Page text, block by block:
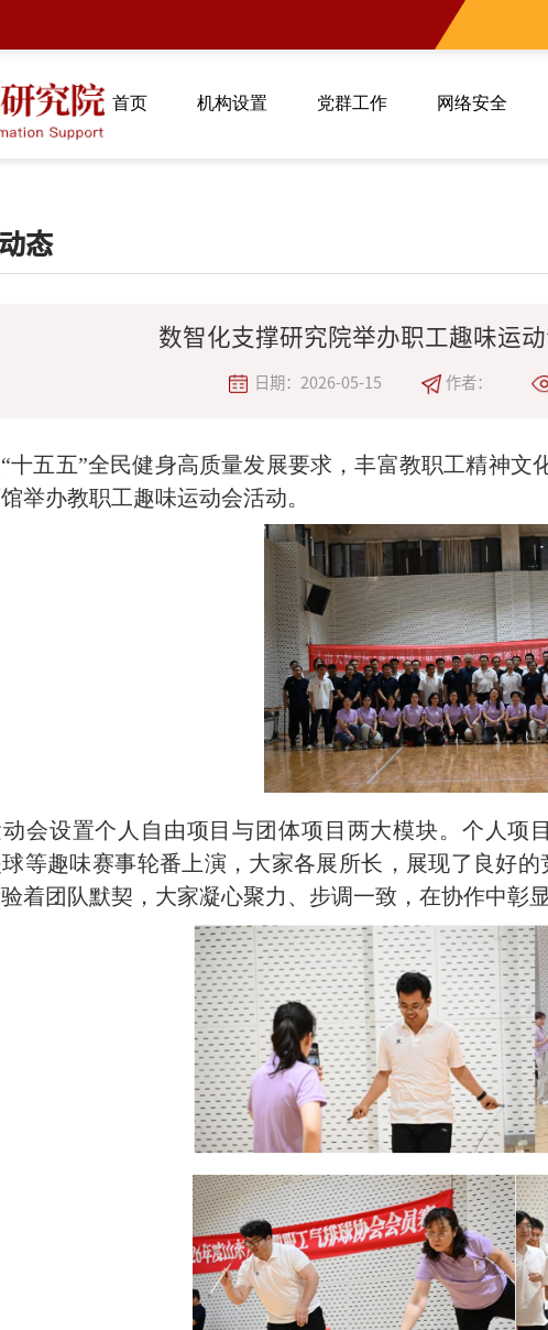
首页 机构设置 党群工作 网络安全
态
数智化支撑研究院举办职工趣味运
日期：2026-05-15 作者：
十五五”全民健身高质量发展要求，丰富教职工精神文
举办教职工趣味运动会活动。
会设置个人自由项目与团体项目两大模块。个人项
等趣味赛事轮番上演， 大家各展所长，展现了良好
着团队默契，大家凝心聚力、步调一致，在协作中彰